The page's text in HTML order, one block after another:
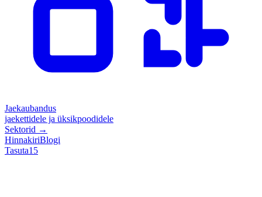
Jaekaubandus
jaekettidele ja üksikpoodidele
Sektorid →
HinnakiriBlogi
Tasuta15